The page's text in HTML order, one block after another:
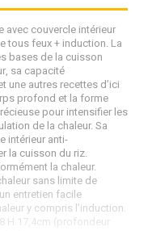
avec couvercle intérieur
tous feux + induction. La
bases de la cuisson
sa capacité
une autres recettes d’ici
profond et la forme
pour intensifier les
de la chaleur. Sa
intérieur anti-
la cuisson du riz.
la chaleur.
sans limite de
entretien facile
y compris l’induction.
H.17,4cm (profondeur